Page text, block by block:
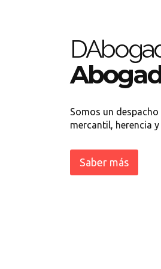
Somos un
mercantil, herencia
Saber más